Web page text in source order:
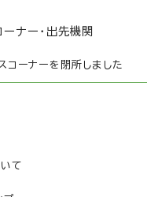
ナー・出先機関
コーナーを閉所しました
て